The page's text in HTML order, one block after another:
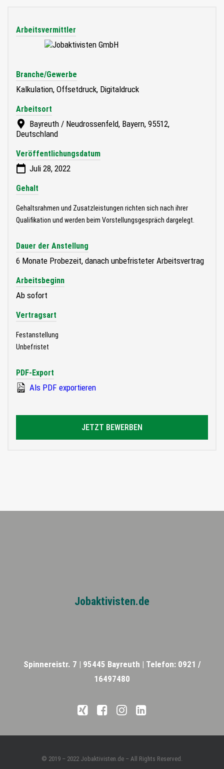
Arbeitsvermittler
Branche/Gewerbe
Kalkulation, Offsetdruck, Digitaldruck
Arbeitsort
Bayreuth / Neudrossenfeld, Bayern, 95512,
Deutschland
Veröffentlichungsdatum
Juli 28, 2022
Gehalt
Gehaltsrahmen und Zusatzleistungen richten sich nach ihrer
Qualifikation und werden beim Vorstellungsgespräch dargelegt.
Dauer der Anstellung
6 Monate Probezeit, danach unbefristeter Arbeitsvertrag
Arbeitsbeginn
Ab sofort
Vertragsart
Festanstellung
Unbefristet
PDF-Export
Als PDF exportieren
JETZT BEWERBEN
Jobaktivisten.de
Spinnereistr. 7 | 95445 Bayreuth | Telefon: 0921 /
16497480
© 2019 – 2022 Jobaktivisten.de – All Rights Reserved.